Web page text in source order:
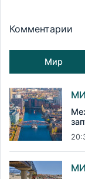
Комментарии
Мир